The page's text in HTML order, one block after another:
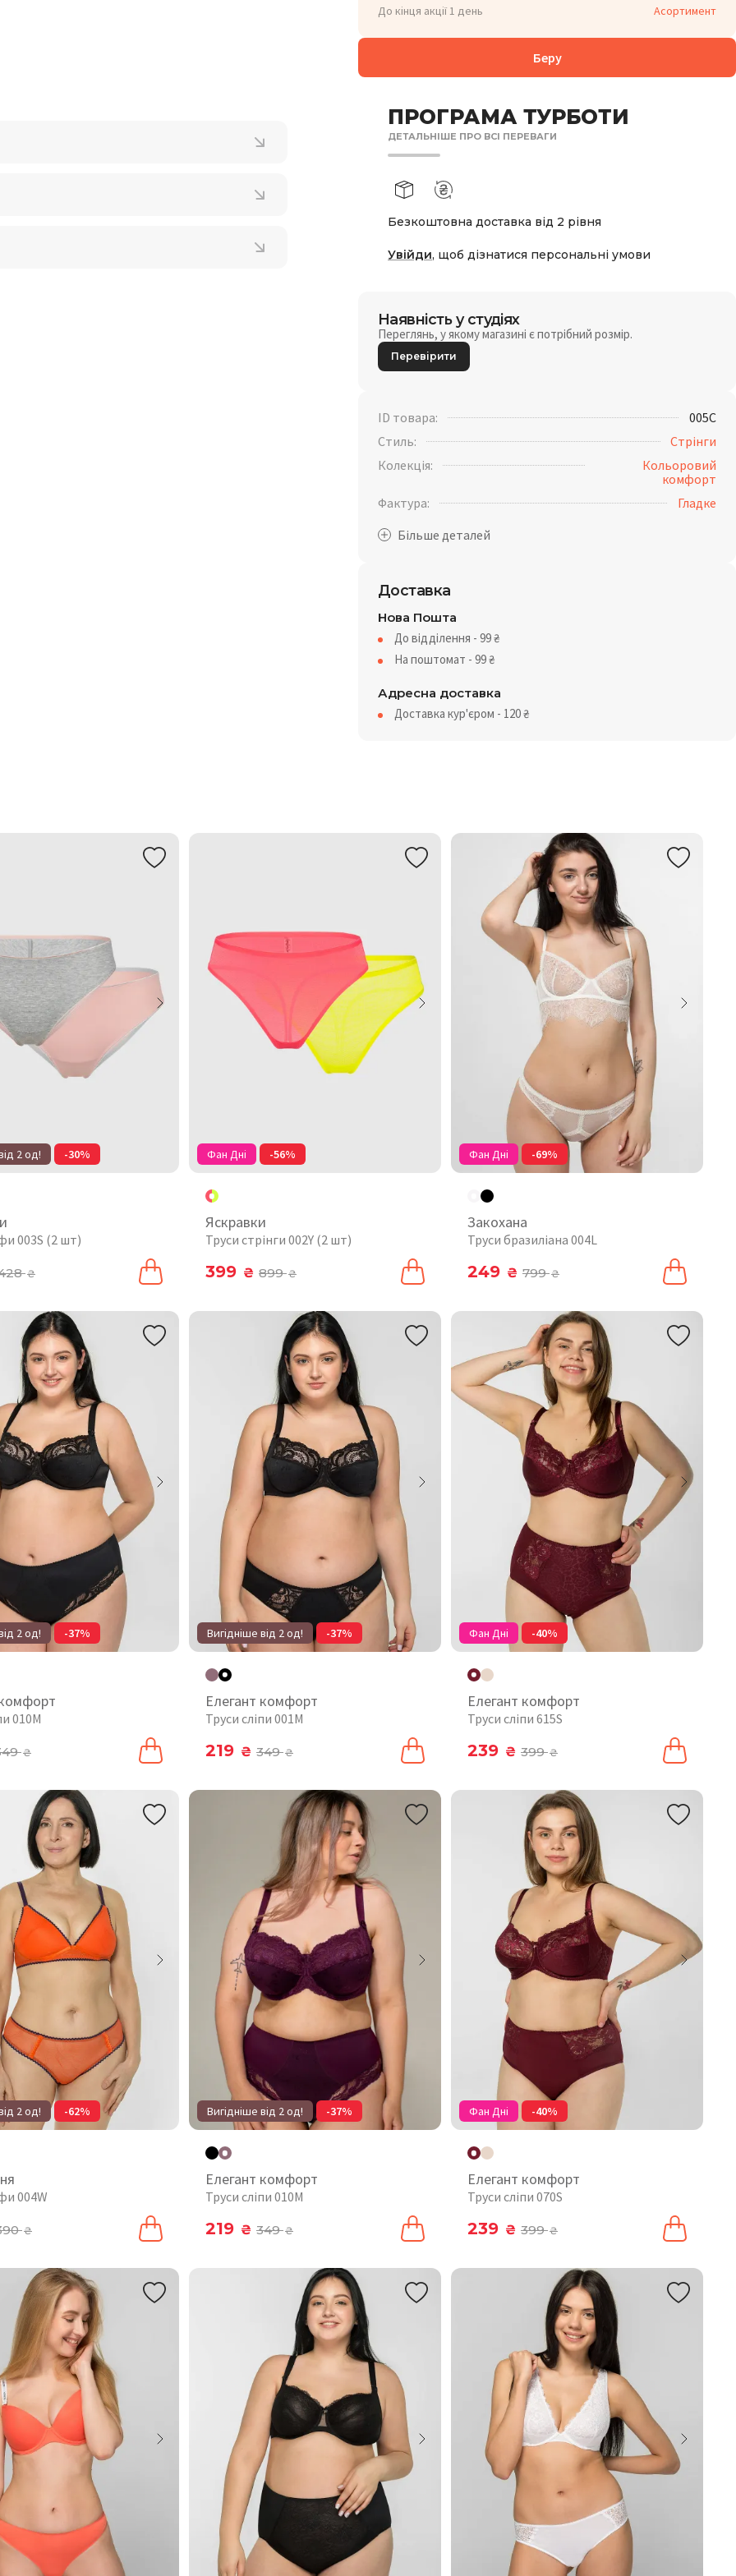
До кінця акції 1 день Асортимент
Беру
ПРОГРАМА ТУРБОТИ
ДЕТАЛЬНІШЕ ПРО ВСІ ПЕРЕВАГИ
Безкоштовна доставка від 2 рівня
Увійди, щоб дізнатися персональні умови
Наявність у студіях
Переглянь, у якому магазині є потрібний розмір.
Перевірити
ID товара:
005C
Стиль:
Стрінги
Колекція:
Кольоровий
комфорт
Фактура:
Гладке
Доставка
Нова Пошта
До відділення - 99₴
На поштомат - 99₴
Адресна доставка
Доставка кур'єром - 120₴
2 од! -30%
003S (2 шт)
₴
Фан Дні -56%
Яскравки
Труси стрінги 002Y (2 шт)
399 ₴ 899₴
Фан Дні -69%
Закохана
Труси бразиліана 004L
249 ₴ 799₴
2 од! -37%
010М
₴
Вигідніше від 2 од! -37%
Елегант комфорт
Труси сліпи 001М
219 ₴ 349₴
Фан Дні -40%
Елегант комфорт
Труси сліпи 615S
239 ₴ 399₴
2 од! -62%
004W
₴
Вигідніше від 2 од! -37%
Елегант комфорт
Труси сліпи 010М
219 ₴ 349₴
Фан Дні -40%
Елегант комфорт
Труси сліпи 070S
239 ₴ 399₴